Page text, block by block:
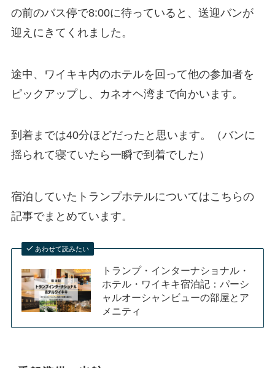
の前のバス停で8:00に待っていると、送迎バンが
迎えにきてくれました。
途中、ワイキキ内のホテルを回って他の参加者を
ピックアップし、カネオヘ湾まで向かいます。
到着までは40分ほどだったと思います。（バンに
揺られて寝ていたら一瞬で到着でした）
宿泊していたトランプホテルについてはこちらの
記事でまとめています。
あわせて読みたい
トランプ・インターナショナル・
ホテル・ワイキキ宿泊記：パーシ
ャルオーシャンビューの部屋とア
メニティ